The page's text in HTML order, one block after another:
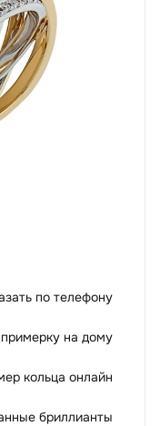
по телефону
на дому
кольца онлайн
бриллианты